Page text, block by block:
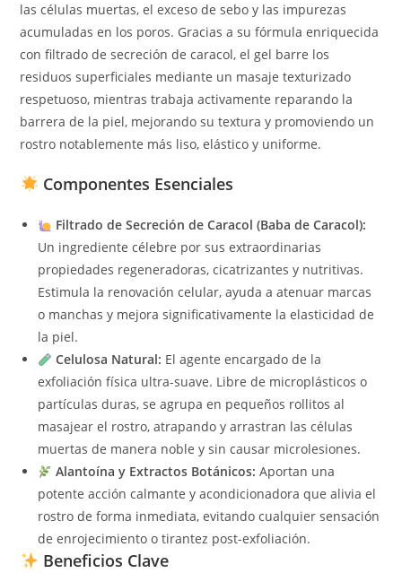
las células muertas, el exceso de sebo y las impurezas
acumuladas en los poros. Gracias a su fórmula enriquecida
con filtrado de secreción de caracol, el gel barre los
residuos superficiales mediante un masaje texturizado
respetuoso, mientras trabaja activamente reparando la
barrera de la piel, mejorando su textura y promoviendo un
rostro notablemente más liso, elástico y uniforme.
Componentes Esenciales
Filtrado de Secreción de Caracol (Baba de Caracol):
Un ingrediente célebre por sus extraordinarias
propiedades regeneradoras, cicatrizantes y nutritivas.
Estimula la renovación celular, ayuda a atenuar marcas
o manchas y mejora significativamente la elasticidad de
la piel.
Celulosa Natural: El agente encargado de la
exfoliación física ultra-suave. Libre de microplásticos o
partículas duras, se agrupa en pequeños rollitos al
masajear el rostro, atrapando y arrastran las células
muertas de manera noble y sin causar microlesiones.
Alantoína y Extractos Botánicos: Aportan una
potente acción calmante y acondicionadora que alivia el
rostro de forma inmediata, evitando cualquier sensación
de enrojecimiento o tirantez post-exfoliación.
Beneficios Clave